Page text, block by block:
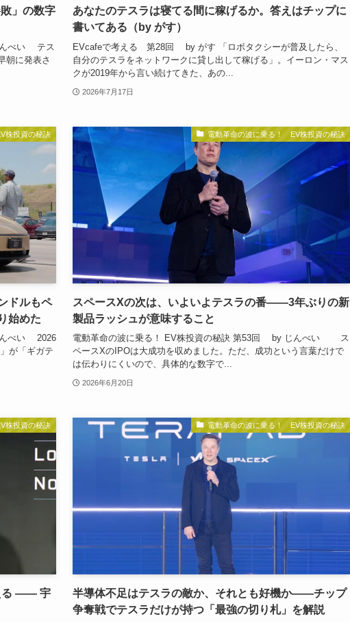
」の数字
んべい テス
に発表さ
あなたのテスラは寝てる間に稼げるか。答えはチップに
書いてある（by がす）
EVcafeで考える 第28回 by がす 「ロボタクシーが普及したら、
自分のテスラをネットワークに貸し出して稼げる」。イーロン・マス
クが2019年から言い続けてきた、あの...
2026年7月17日
株投資の秘訣
ドルもペ
始めた
んべい 2026
が「ギガテ
電動革命の波に乗る！ EV株投資の秘訣
スペースXの次は、いよいよテスラの番——3年ぶりの新
製品ラッシュが意味すること
電動革命の波に乗る！ EV株投資の秘訣 第53回 by じんべい ス
ペースXのIPOは大成功を収めました。ただ、成功という言葉だけで
は伝わりにくいので、具体的な数字で...
2026年6月20日
株投資の秘訣
る —— 宇
電動革命の波に乗る！ EV株投資の秘訣
半導体不足はテスラの敵か、それとも好機か——チップ
争奪戦でテスラだけが持つ「最強の切り札」を解説